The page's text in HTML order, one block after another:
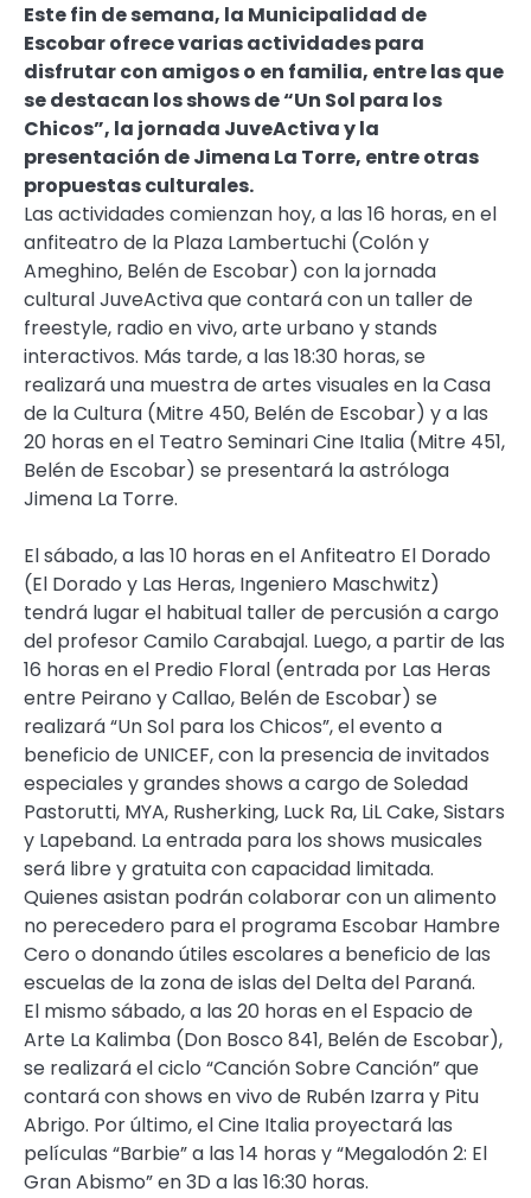
Este fin de semana, la Municipalidad de
Escobar ofrece varias actividades para
disfrutar con amigos o en familia, entre las que
se destacan los shows de “Un Sol para los
Chicos”, la jornada JuveActiva y la
presentación de Jimena La Torre, entre otras
propuestas culturales.
Las actividades comienzan hoy, a las 16 horas, en el
anfiteatro de la Plaza Lambertuchi (Colón y
Ameghino, Belén de Escobar) con la jornada
cultural JuveActiva que contará con un taller de
freestyle, radio en vivo, arte urbano y stands
interactivos. Más tarde, a las 18:30 horas, se
realizará una muestra de artes visuales en la Casa
de la Cultura (Mitre 450, Belén de Escobar) y a las
20 horas en el Teatro Seminari Cine Italia (Mitre 451,
Belén de Escobar) se presentará la astróloga
Jimena La Torre.
El sábado, a las 10 horas en el Anfiteatro El Dorado
(El Dorado y Las Heras, Ingeniero Maschwitz)
tendrá lugar el habitual taller de percusión a cargo
del profesor Camilo Carabajal. Luego, a partir de las
16 horas en el Predio Floral (entrada por Las Heras
entre Peirano y Callao, Belén de Escobar) se
realizará “Un Sol para los Chicos”, el evento a
beneficio de UNICEF, con la presencia de invitados
especiales y grandes shows a cargo de Soledad
Pastorutti, MYA, Rusherking, Luck Ra, LiL Cake, Sistars
y Lapeband. La entrada para los shows musicales
será libre y gratuita con capacidad limitada.
Quienes asistan podrán colaborar con un alimento
no perecedero para el programa Escobar Hambre
Cero o donando útiles escolares a beneficio de las
escuelas de la zona de islas del Delta del Paraná.
El mismo sábado, a las 20 horas en el Espacio de
Arte La Kalimba (Don Bosco 841, Belén de Escobar),
se realizará el ciclo “Canción Sobre Canción” que
contará con shows en vivo de Rubén Izarra y Pitu
Abrigo. Por último, el Cine Italia proyectará las
películas “Barbie” a las 14 horas y “Megalodón 2: El
Gran Abismo” en 3D a las 16:30 horas.